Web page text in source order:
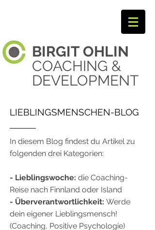
BIRGIT OHLIN ​
COACHING &
DEVELOPMENT
LIEBLINGSMENSCHEN-BLOG
In diesem Blog findest du Artikel zu
folgenden drei Kategorien:
- Lieblingswoche: die Coaching-
Reise nach Finnland oder Island
- Überverantwortlichkeit: Werde
dein eigener Lieblingsmensch!
(Coaching, Positive Psychologie)